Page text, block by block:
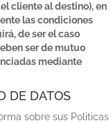
cliente al destino), en
las condiciones
de ser el caso
ser de mutuo
mediante
DE DATOS
sobre sus Politicas